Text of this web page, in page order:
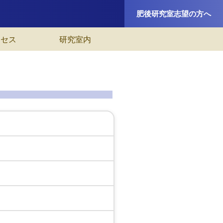
肥後研究室志望の方へ
ス 研究室内